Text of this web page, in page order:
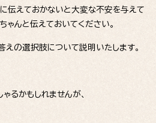
伝えておかないと大変な不安を与えて
ゃんと伝えておいてください。
えの選択肢について説明いたします。
るかもしれませんが、